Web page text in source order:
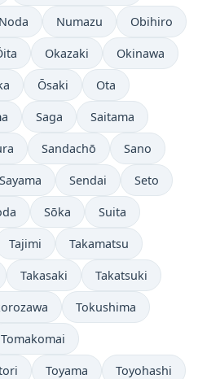
Noda Numazu Obihiro
Okazaki Okinawa
Ōsaki Ota
Saga Saitama
Sandachō Sano
Sayama Sendai Seto
Sōka Suita
Tajimi Takamatsu
Takasaki Takatsuki
Tokushima
Tomakomai
Toyama Toyohashi